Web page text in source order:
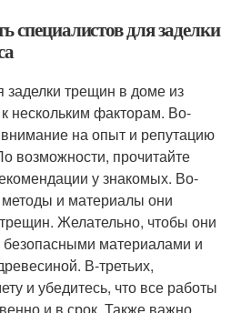
специалистов для заделки
трещин в доме из
нескольким факторам. Во-
на опыт и репутацию
возможности, прочитайте
у знакомых. Во-
и материалы они
Желательно, чтобы они
безопасными материалами и
В-третьих,
и убедитесь, что все работы